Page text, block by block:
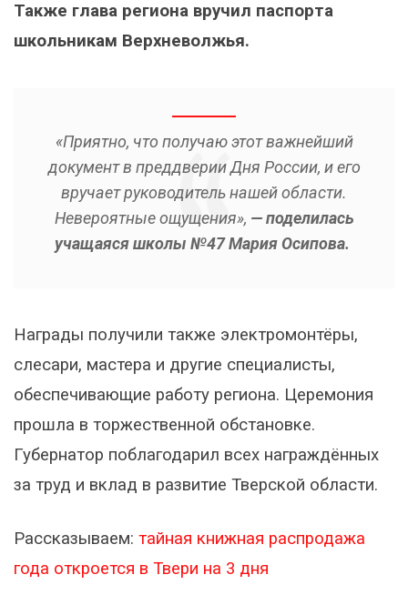
Также глава региона вручил паспорта
школьникам Верхневолжья.
«Приятно, что получаю этот важнейший
документ в преддверии Дня России, и его
вручает руководитель нашей области.
Невероятные ощущения», — поделилась
учащаяся школы №47 Мария Осипова.
Награды получили также электромонтёры,
слесари, мастера и другие специалисты,
обеспечивающие работу региона. Церемония
прошла в торжественной обстановке.
Губернатор поблагодарил всех награждённых
за труд и вклад в развитие Тверской области.
Рассказываем: тайная книжная распродажа
года откроется в Твери на 3 дня